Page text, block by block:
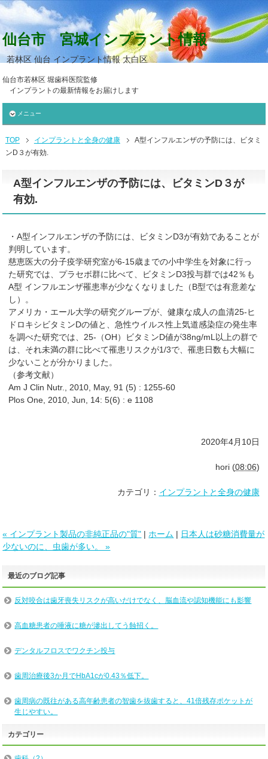
仙台市 宮城インプラント情報
若林区 仙台 インプラント情報 太白区
仙台市若林区 堀歯科医院監修
インプラントの最新情報をお届けします
メニュー
TOP インプラントと全身の健康
A型インフルエンザの予防には、ビタミ
ンD３が有効.
A型インフルエンザの予防には、ビタミンD３が
有効.
・A型インフルエンザの予防には、ビタミンD3が有効であることが
判明しています。
慈恵医大の分子疫学研究室が6-15歳までの小中学生を対象に行っ
た研究では、プラセボ群に比べて、ビタミンD3投与群では42％も
A型 インフルエンザ罹患率が少なくなりました（B型では有意差な
し）。
アメリカ・エール大学の研究グループが、健康な成人の血清25-ヒ
ドロキシビタミンDの値と、急性ウイルス性上気道感染症の発生率
を調べた研究では、25-（OH）ビタミンD値が38ng/mL以上の群で
は、それ未満の群に比べて罹患リスクが1/3で、罹患日数も大幅に
少ないことが分かりました。
（参考文献）
Am J Clin Nutr., 2010, May, 91 (5) : 1255-60
Plos One, 2010, Jun, 14: 5(6) : e 1108
2020年4月10日
hori(08:06)
カテゴリ： インプラントと全身の健康
« インプラント製品の非純正品の"質" | ホーム | 日本人は砂糖消費量が
少ないのに、虫歯が多い。 »
最近のブログ記事
反対咬合は歯牙喪失リスクが高いだけでなく、脳血流や認知機能にも影響
高血糖患者の唾液に糖が滲出してう蝕招く。
デンタルフロスでワクチン投与
歯周治療後3か月でHbA1cが0.43％低下。
歯周病の既往がある高年齢患者の智歯を抜歯すると、41倍残存ポケットが
生じやすい。
カテゴリー